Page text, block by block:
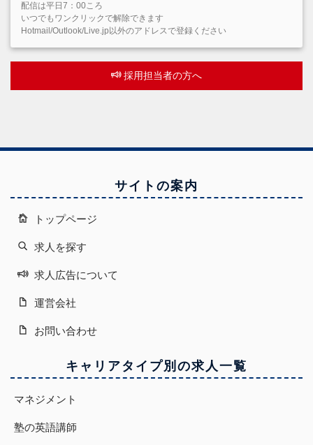
配信は平日7：00ころ
いつでもワンクリックで解除できます
Hotmail/Outlook/Live.jp以外のアドレスで登録ください
採用担当者の方へ
サイトの案内
トップページ
求人を探す
求人広告について
運営会社
お問い合わせ
キャリアタイプ別の求人一覧
マネジメント
塾の英語講師